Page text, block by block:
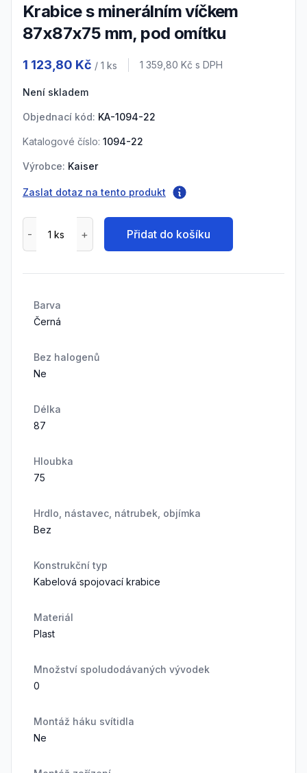
Krabice s minerálním víčkem
87x87x75 mm, pod omítku
1 123,80 Kč / 1 ks Cena s DPH
1 359,80 Kč s DPH
Není skladem
Objednací kód: KA-1094-22
Katalogové číslo: 1094-22
Výrobce: Kaiser
Zaslat dotaz na tento produkt
Přidat do košíku
Barva
Černá
Bez halogenů
Ne
Délka
87
Hloubka
75
Hrdlo, nástavec, nátrubek, objímka
Bez
Konstrukční typ
Kabelová spojovací krabice
Materiál
Plast
Množství spoludodávaných vývodek
0
Montáž háku svítidla
Ne